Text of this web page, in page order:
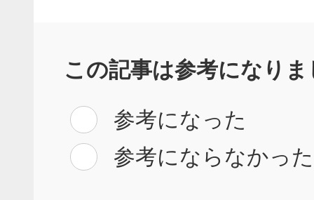
この記事は参考になり
参考になった
参考にならなかった